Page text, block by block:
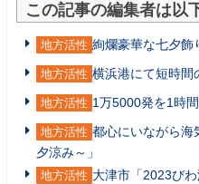
この記事の編集者は以
地方活性 絢爛豪華な七夕
地方活性 横浜港にて短時間
地方活性 1万5000発を1時
地方活性 都心にいながら海
夕涼み～」
地方活性 大津市「2023び